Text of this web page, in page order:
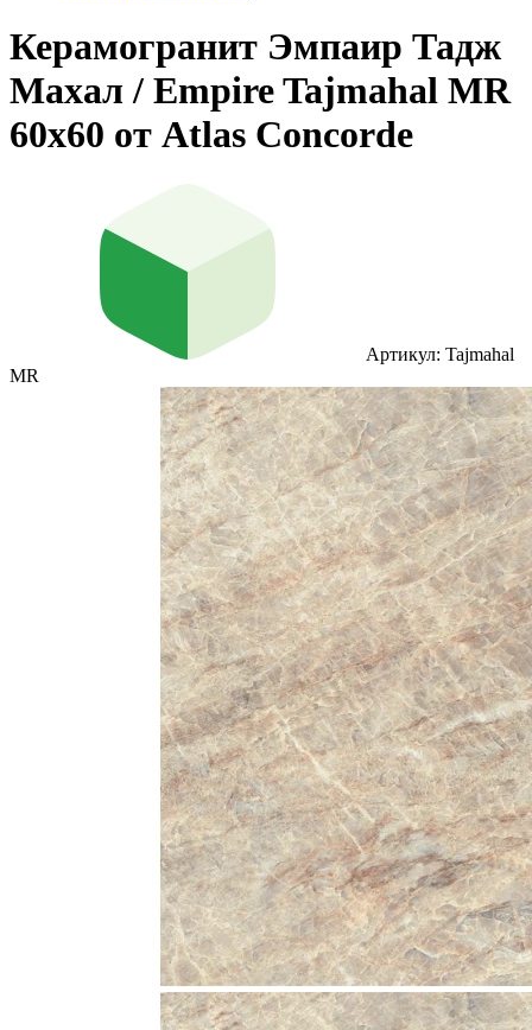
Керамогранит Эмпаир Тадж
Махал / Empire Tajmahal MR
60x60 от Atlas Concorde
Артикул: Tajmahal
MR